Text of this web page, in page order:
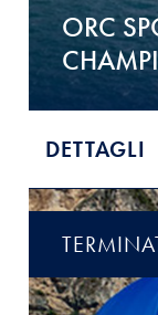
ORC
DETTAGLI